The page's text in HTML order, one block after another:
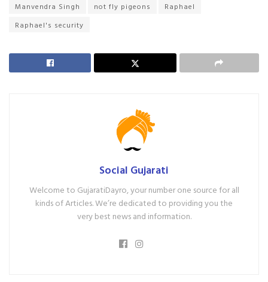
Manvendra Singh
not fly pigeons
Raphael
Raphael's security
Social Gujarati
Welcome to GujaratiDayro, your number one source for all
kinds of Articles. We’re dedicated to providing you the
very best news and information.